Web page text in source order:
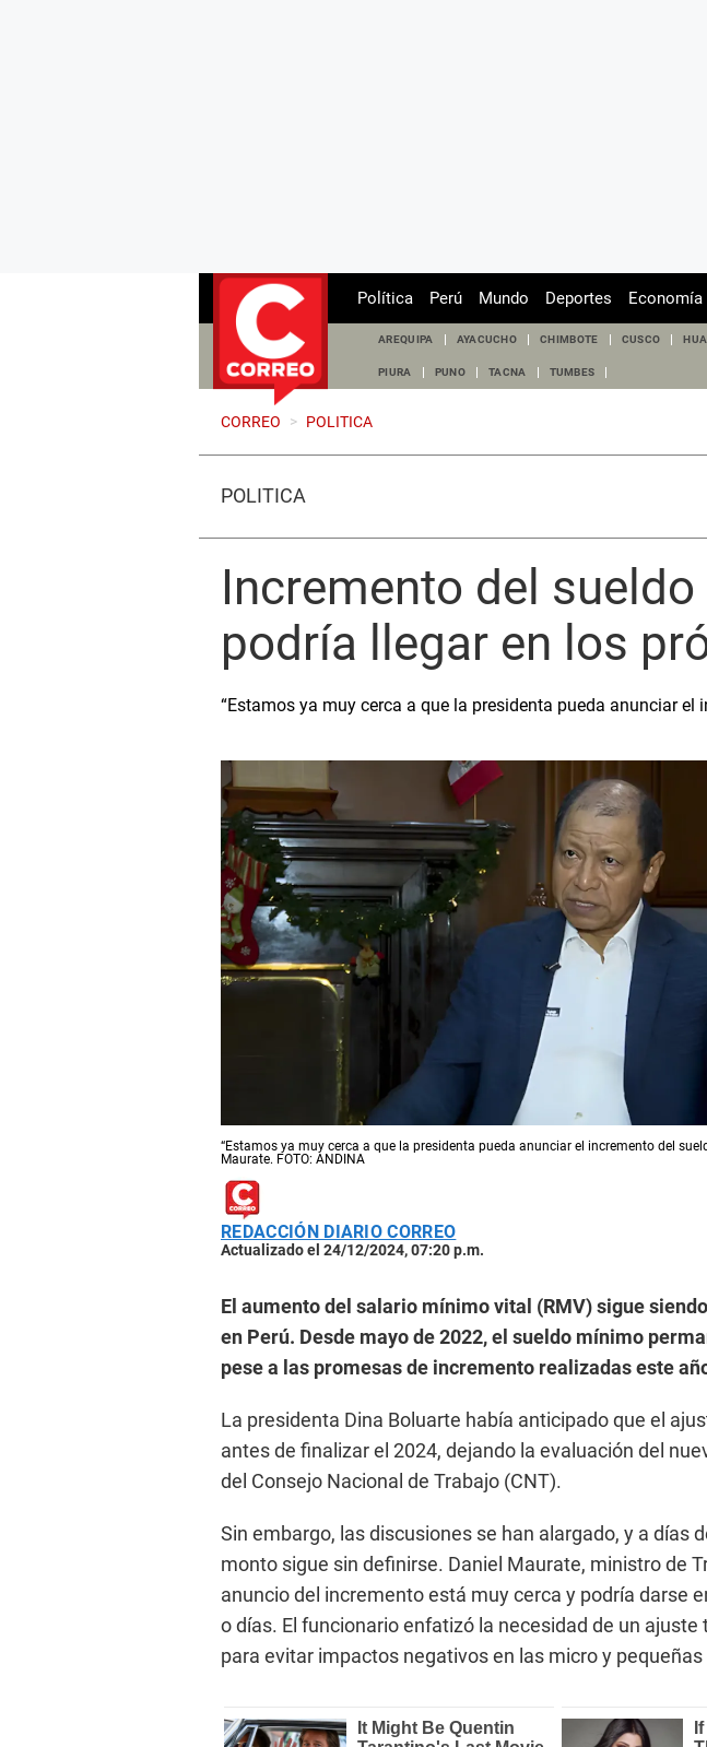
Política Perú Mundo Deportes Economía
AREQUIPA AYACUCHO CHIMBOTE CUSCO
PIURA PUNO TACNA TUMBES
CORREO > POLITICA
POLÍTICA
Incremento del
podría llegar en los
“Estamos ya muy cerca a que la presidenta pueda anunciar
“Estamos ya muy cerca a que la presidenta pueda anunciar el incremento del
Maurate. FOTO: ANDINA
REDACCIÓN DIARIO CORREO
Actualizado el 24/12/2024, 07:20 p.m.
El aumento del salario mínimo vital (RMV) sigue
en Perú. Desde mayo de 2022, el sueldo mínimo
pese a las promesas de incremento realizadas este
La presidenta Dina Boluarte había anticipado que el
antes de finalizar el 2024, dejando la evaluación del
del Consejo Nacional de Trabajo (CNT).
Sin embargo, las discusiones se han alargado, y a días
monto sigue sin definirse. Daniel Maurate, ministro de
anuncio del incremento está muy cerca y podría darse
o días. El funcionario enfatizó la necesidad de un ajuste
para evitar impactos negativos en las micro y